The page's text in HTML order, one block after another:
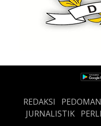
REDAKSI
JURNALISTIK